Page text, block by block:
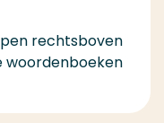
rechtsboven
woordenboeken